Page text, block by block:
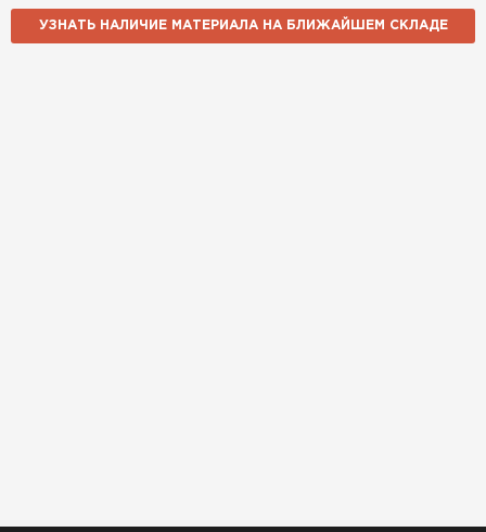
УЗНАТЬ НАЛИЧИЕ МАТЕРИАЛА НА БЛИЖАЙШЕМ СКЛАДЕ